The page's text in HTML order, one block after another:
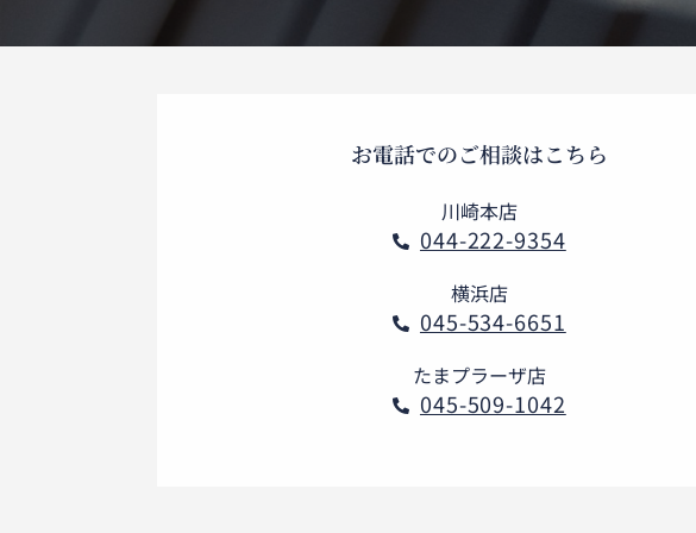
お電話でのご相談はこちら
川崎本店
 044-222-9354
横浜店
 045-534-6651
たまプラーザ店
 045-509-1042